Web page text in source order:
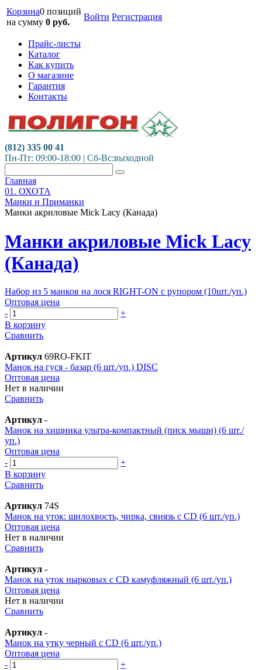
Корзина0 позиций
на сумму 0 руб.
Войти Регистрация
Прайс-листы
Каталог
Как купить
О магазине
Гарантия
Контакты
(812) 335 00 41
Пн-Пт: 09:00-18:00 | Сб-Вс:выходной
Главная
01. ОХОТА
Манки и Приманки
Манки акриловые Mick Lacy (Канада)
Манки акриловые Mick Lacy
(Канада)
Набор из 5 манков на лося RIGHT-ON с рупором (10шт./уп.)
Оптовая цена
-
+
В корзину
Сравнить
Артикул 69RO-FKIT
Манок на гуся - базар (6 шт./уп.) DISC
Оптовая цена
Нет в наличии
Сравнить
Артикул -
Манок на хищника ультра-компактный (писк мыши) (6 шт./
уп.)
Оптовая цена
-
+
В корзину
Сравнить
Артикул 74S
Манок на уток: шилохвость, чирка, свиязь с CD (6 шт./уп.)
Оптовая цена
Нет в наличии
Сравнить
Артикул -
Манок на уток нырковых с CD камуфляжный (6 шт./уп.)
Оптовая цена
Нет в наличии
Сравнить
Артикул -
Манок на утку черный с CD (6 шт./уп.)
Оптовая цена
-
+